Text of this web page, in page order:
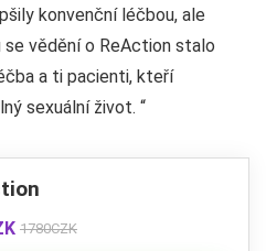
konvenční léčbou, ale
vědění o ReAction stalo
a ti pacienti, kteří
sexuální život. “
1780CZK